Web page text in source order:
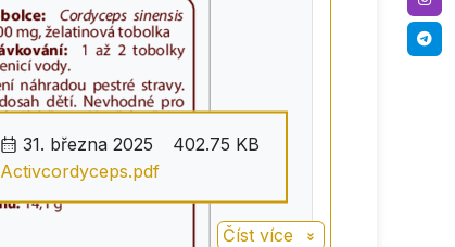
31. března 2025
402.75 KB
Activcordyceps.pdf
Číst více